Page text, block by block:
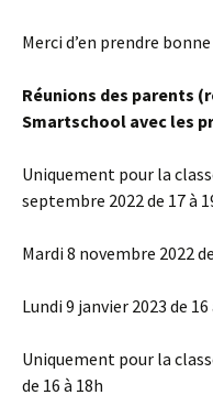
Merci d’en prendre
Réunions des parents
Smartschool avec les
Uniquement pour la
septembre 2022 de 17 à
Mardi 8 novembre 2022
Lundi 9 janvier 2023 de 16
Uniquement pour la
de 16 à 18h